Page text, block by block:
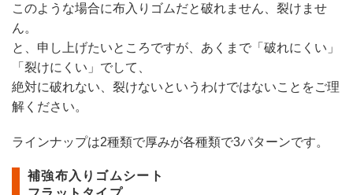
このような場合に布入りゴムだと破れません、裂けませ
ん。
と、申し上げたいところですが、あくまで「破れにくい」
「裂けにくい」でして、
絶対に破れない、裂けないというわけではないことをご理
解ください。
ラインナップは2種類で厚みが各種類で3パターンです。
補強布入りゴムシート